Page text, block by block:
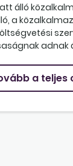
álló
a
adnak
a teljes